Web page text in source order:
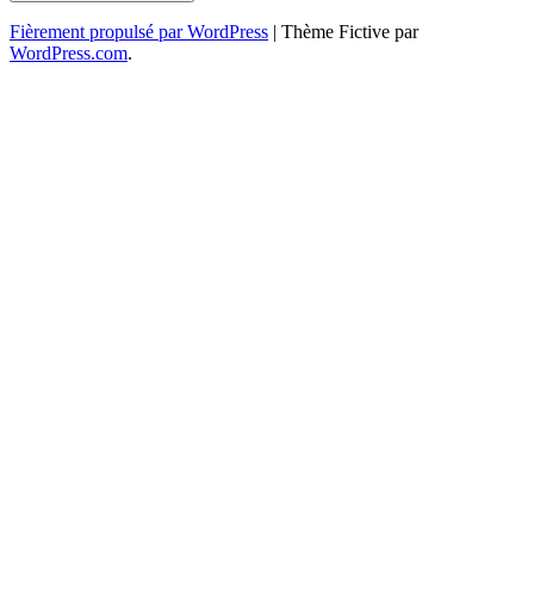
Fièrement propulsé par WordPress | Thème Fictive par
WordPress.com.